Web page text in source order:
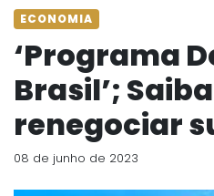
ECONOMIA
‘Programa
Brasil’;
renegociar
08 de junho de 2023